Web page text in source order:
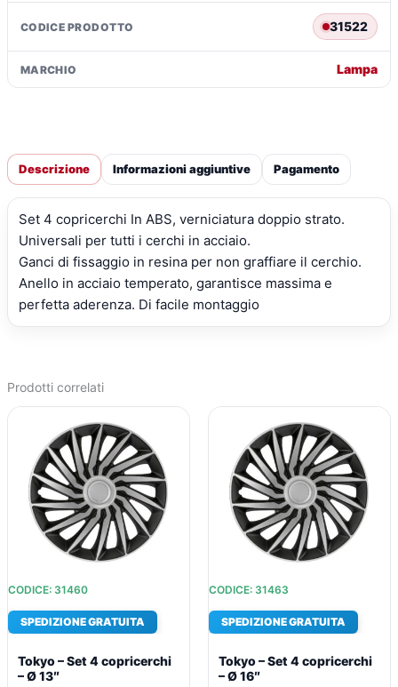
CODICE PRODOTTO 31522
MARCHIO Lampa
Descrizione Informazioni aggiuntive Pagamento
Set 4 copricerchi In ABS, verniciatura doppio strato.
Universali per tutti i cerchi in acciaio.
Ganci di fissaggio in resina per non graffiare il cerchio.
Anello in acciaio temperato, garantisce massima e
perfetta aderenza. Di facile montaggio
Prodotti correlati
CODICE: 31460
SPEDIZIONE GRATUITA
Tokyo – Set 4 copricerchi
– Ø 13″
PREZZO
ORIGINALE
ERA:
€60,39.
PREZZO
ATTUALE
È:
€44,13.
CODICE: 31463
SPEDIZIONE GRATUITA
Tokyo – Set 4 copricerchi
– Ø 16″
PREZZO
ORIGINALE
ERA:
€75,03.
PREZZO
ATTUALE
È:
€54,23.